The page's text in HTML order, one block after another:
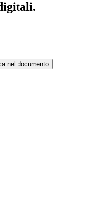
nel documento